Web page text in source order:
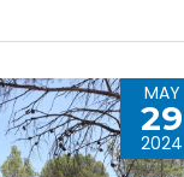
MAY
29
2024